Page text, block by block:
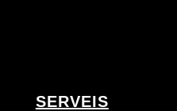
SERVEIS